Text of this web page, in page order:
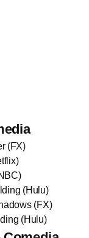
(FX)
(Hulu)
(FX)
(Hulu)